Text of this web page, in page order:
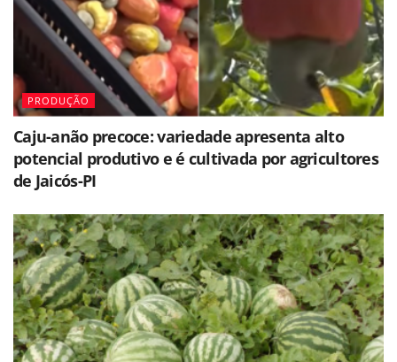
PRODUÇÃO
Caju-anão precoce: variedade apresenta alto
potencial produtivo e é cultivada por agricultores
de Jaicós-PI